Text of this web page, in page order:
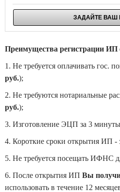
ЗАДАЙТЕ ВАШ
Преимущества регистрации ИП
1. Не требуется оплачивать гос.
руб.);
2. Не требуются нотариальные
руб.);
3. Изготовление ЭЦП за 3
4. Короткие сроки открытия ИП -
5. Не требуется посещать ИФНС
6. После открытия ИП Вы
использовать в течение 12